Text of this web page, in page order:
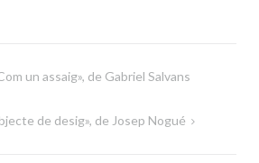
un assaig», de Gabriel Salvans
de desig», de Josep Nogué